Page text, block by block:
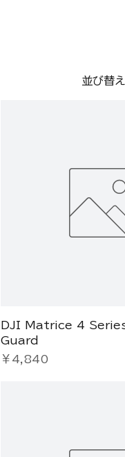
並び替え
DJI Matrice 4
Guard
価格
￥4,840